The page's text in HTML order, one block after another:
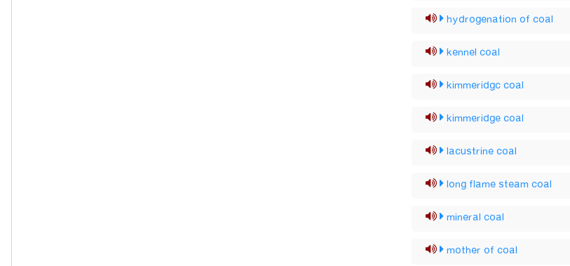
hydrogenation of coal
kennel coal
kimmeridgc coal
kimmeridge coal
lacustrine coal
long flame steam coal
mineral coal
mother of coal